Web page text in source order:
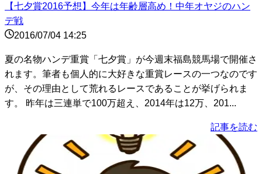
【七夕賞2016予想】今年は年齢層高め！中年オヤジのハン
デ戦
2016/07/04 14:25
夏の名物ハンデ重賞「七夕賞」が今週末福島競馬場で開催さ
れます。筆者も個人的に大好きな重賞レースの一つなのです
が、その理由として荒れるレースであることが挙げられま
す。 昨年は三連単で100万超え、2014年は12万、201...
記事を読む